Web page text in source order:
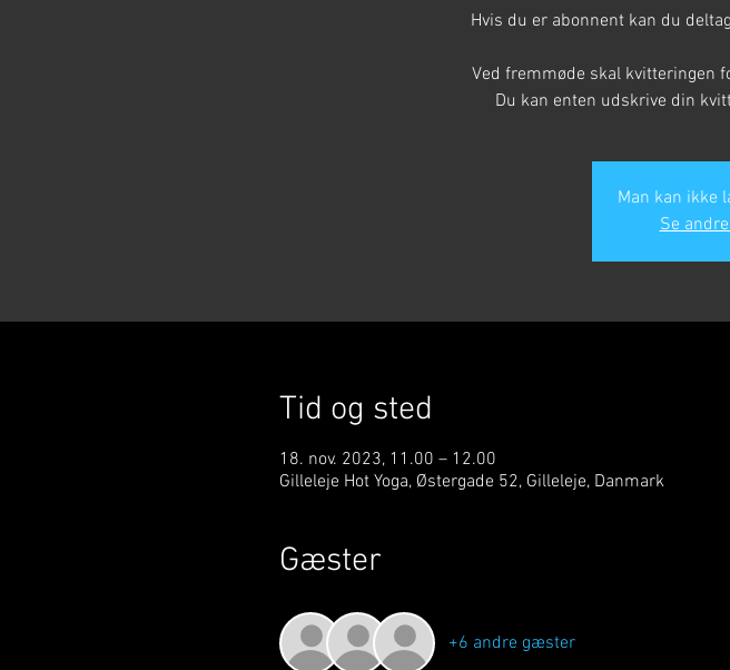
Hvis du er abonnent kan du
Ved fremmøde skal kvitteringen
Du kan enten udskrive din
Man kan ikke
Se
Tid og sted
18. nov. 2023, 11.00 – 12.00
Gilleleje Hot Yoga, Østergade 52, Gilleleje, Danmark
Gæster
+6 andre gæster